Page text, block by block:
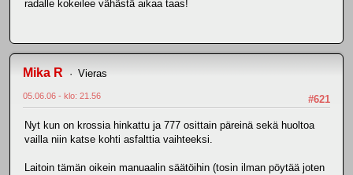
radalle kokeilee vähästä aikaa taas!
Mika R Vieras
#621
05.06.06 - klo: 21.56
Nyt kun on krossia hinkattu ja 777 osittain päreinä sekä huoltoa
vailla niin katse kohti asfalttia vaihteeksi.
Laitoin tämän oikein manuaalin säätöihin (tosin ilman pöytää joten